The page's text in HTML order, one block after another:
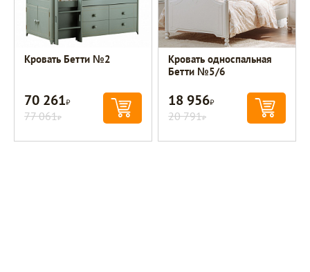
Кровать Бетти №2
70 261Р
77 061Р
Кровать односпальная
Бетти №5/6
18 956Р
20 791Р